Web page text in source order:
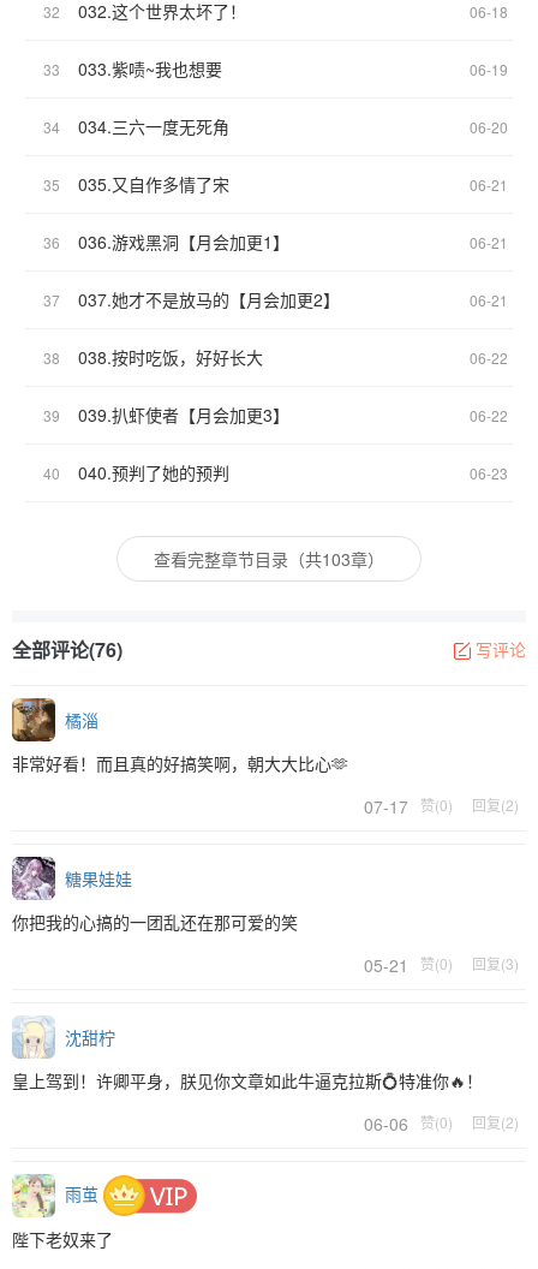
32 032.这个世界太坏了！ 06-18
33 033.紫啧~我也想要 06-19
34 034.三六一度无死角 06-20
35 035.又自作多情了宋 06-21
36 036.游戏黑洞【月会加更1】 06-21
37 037.她才不是放马的【月会加更2】 06-21
38 038.按时吃饭，好好长大 06-22
39 039.扒虾使者【月会加更3】 06-22
40 040.预判了她的预判 06-23
查看完整章节目录（共103章）
全部评论(76) 写评论
橘淄
非常好看！而且真的好搞笑啊，朝大大比心🫶
07-17
赞(0) 回复(2)
糖果娃娃
你把我的心搞的一团乱还在那可爱的笑
05-21
赞(0) 回复(3)
沈甜柠
皇上驾到！许卿平身，朕见你文章如此牛逼克拉斯💍特准你🔥！
06-06
赞(0) 回复(2)
雨茧
陛下老奴来了